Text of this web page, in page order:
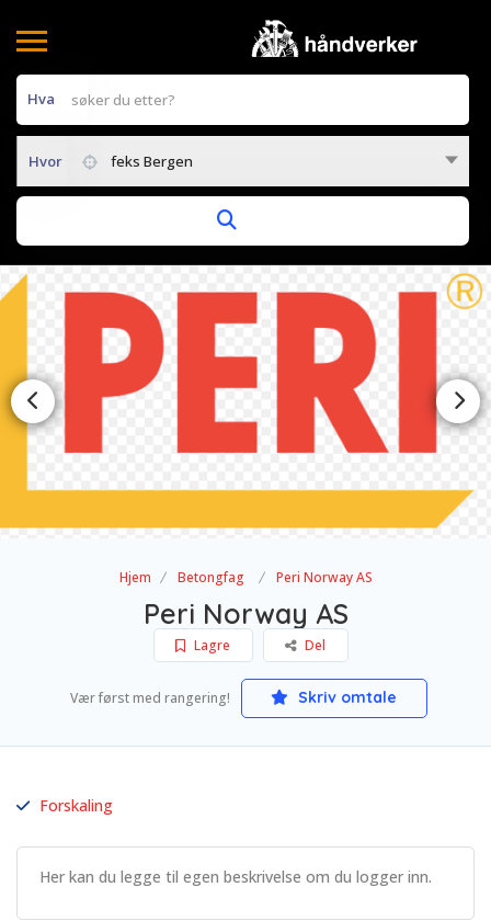
Hva
Hvor feks Bergen
Hjem Betongfag Peri Norway AS
Peri Norway AS
Lagre Del
Vær først med rangering! Skriv omtale
Forskaling
Her kan du legge til egen beskrivelse om du logger inn.